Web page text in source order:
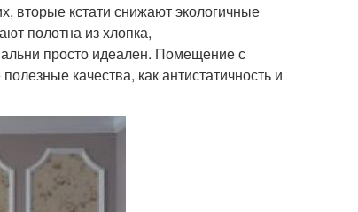
вторые кстати снижают экологичные
полотна из хлопка,
просто идеален. Помещение с
качества, как антистатичность и